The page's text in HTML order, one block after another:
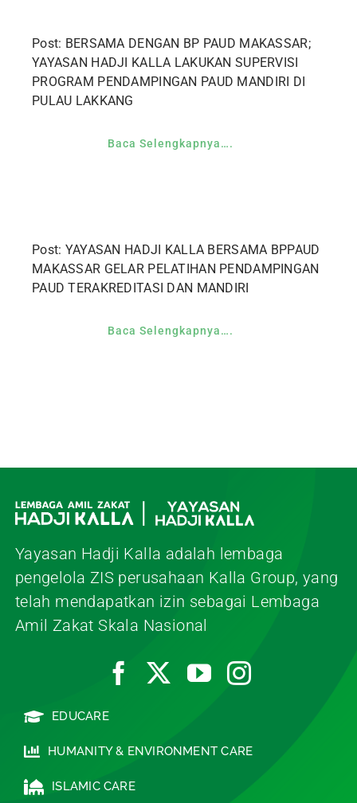
Post: BERSAMA DENGAN BP PAUD MAKASSAR;
YAYASAN HADJI KALLA LAKUKAN SUPERVISI
PROGRAM PENDAMPINGAN PAUD MANDIRI DI
PULAU LAKKANG
Baca Selengkapnya….
Post: YAYASAN HADJI KALLA BERSAMA BPPAUD
MAKASSAR GELAR PELATIHAN PENDAMPINGAN
PAUD TERAKREDITASI DAN MANDIRI
Baca Selengkapnya….
Yayasan Hadji Kalla adalah lembaga
pengelola ZIS perusahaan Kalla Group, yang
telah mendapatkan izin sebagai Lembaga
Amil Zakat Skala Nasional
EDUCARE
HUMANITY & ENVIRONMENT CARE
ISLAMIC CARE